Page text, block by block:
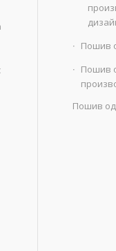
Пошив
Пошив
Пошив